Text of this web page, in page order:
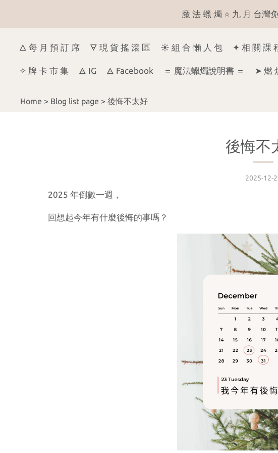
╲ 看 菩
魔 法 蠟 燭 ⭐ 九
👻 飄飄～不要來 》淨 化 蠟
╲ 看
🜂 每 月 預 訂 席 🜃 現 貨 搖 滾 區 ☀ 組 合 懶 人 包 ✦ 相 關 課
✧ 牌 卡 市 集 🜁 IG 🜁 Facebook ＝ 魔法蠟燭說明書 ＝ ➤ 燃
Home > Blog list page > 後悔不太好
後悔不
2025-12-
2025 年倒數一週，
回想起今年有什麼後悔的事嗎？